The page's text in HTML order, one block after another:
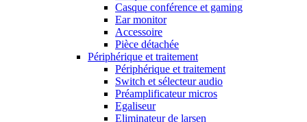
Casque conférence et gaming
Ear monitor
Accessoire
Pièce détachée
Périphérique et traitement
Périphérique et traitement
Switch et sélecteur audio
Préamplificateur micros
Egaliseur
Eliminateur de larsen